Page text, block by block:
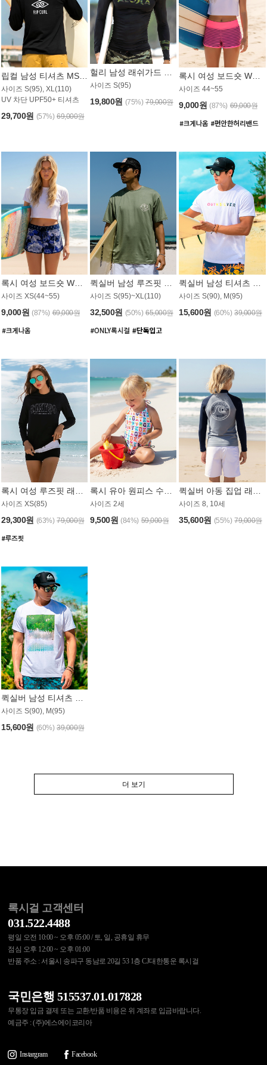
사이즈 S(95), XL(110)
UV 차단 UPF50+ 티셔츠
29,700원 (57%) 69,000원
사이즈 S(95)
19,800원 (75%) 79,000원
사이즈 44~55
9,000원 (87%) 69,000원
사이즈 XS(44~55)
9,000원 (87%) 69,000원
사이즈 S(95)~XL(110)
32,500원 (50%) 65,000원
사이즈 S(90), M(95)
15,600원 (60%) 39,000원
사이즈 XS(85)
29,300원 (63%) 79,000원
사이즈 2세
9,500원 (84%) 59,000원
사이즈 8, 10세
35,600원 (55%) 79,000원
퀵실버 남성 티셔츠 MST357WQS
사이즈 S(90), M(95)
15,600원 (60%) 39,000원
더 보기
록시걸 고객센터
031.522.4488
평일 오전 10:00 ~ 오후 05:00 / 토, 일, 공휴일 휴무
점심 오후 12:00 ~ 오후 01:00
반품 주소 : 서울시 송파구 동남로 20길 53 1층 CJ대한통운 록시걸
국민은행 515537.01.017828
무통장 입금 결제 또는 교환/반품 비용은 위 계좌로 입금바랍니다.
예금주 : (주)에스에이코리아
Instargram Facebook